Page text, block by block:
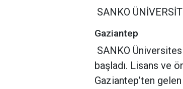
SANKO
Gaziantep
SANKO
başladı. Lisans ve
Gaziantep’ten